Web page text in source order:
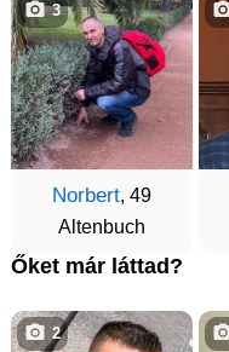
Norbert, 49
Altenbuch
3
Őket már láttad?
2